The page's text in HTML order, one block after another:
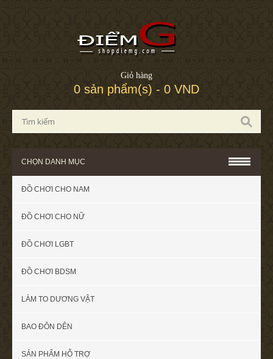
Giỏ hàng
0 sản phẩm(s) - 0 VND
CHỌN DANH MỤC
ĐỒ CHƠI CHO NAM
ĐỒ CHƠI CHO NỮ
ĐỒ CHƠI LGBT
ĐỒ CHƠI BDSM
LÀM TO DƯƠNG VẬT
BAO ĐÔN DÊN
SẢN PHẨM HỖ TRỢ